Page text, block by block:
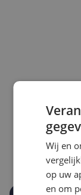
€ 16,15
Goedkoopste nu
€ 16,15Wij en
op uw
en om